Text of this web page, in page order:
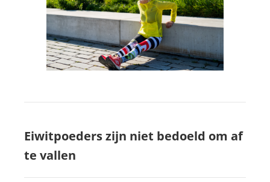
Eiwitpoeders zijn niet bedoeld om af
te vallen